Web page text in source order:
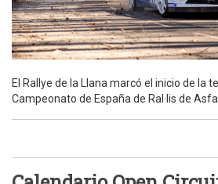
El Rallye de la Llana marcó el inicio de la
Campeonato de España de Ral·lis de